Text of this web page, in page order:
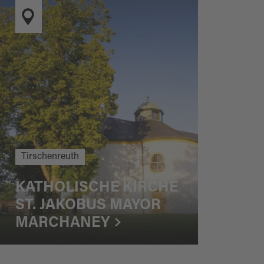
Tirschenreuth
KATHOLISCHE KIRCHE
ST. JAKOBUS MAYOR
MARCHANEY